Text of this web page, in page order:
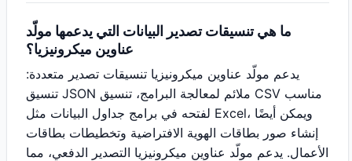
ما هي تنسيقات تصدير البيانات التي يدعمها مولّد
عناوين ميكرونيزيا؟
يدعم مولّد عناوين ميكرونيزيا تنسيقات تصدير متعددة:
تنسيق JSON ملائم لمعالجة البرامج، تنسيق CSV مناسب
لفتحه في برامج جداول البيانات مثل Excel، ويمكن أيضًا
إنشاء صور بطاقات الهوية الافتراضية وتخطيطات بطاقات
الأعمال. يدعم مولّد عناوين ميكرونيزيا التصدير الدفعي، مما